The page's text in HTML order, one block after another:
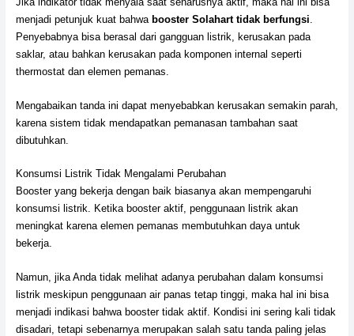
menjadi petunjuk kuat bahwa booster Solahart tidak berfungsi.
Penyebabnya bisa berasal dari gangguan listrik, kerusakan pada
saklar, atau bahkan kerusakan pada komponen internal seperti
thermostat dan elemen pemanas.
Mengabaikan tanda ini dapat menyebabkan kerusakan semakin parah,
karena sistem tidak mendapatkan pemanasan tambahan saat
dibutuhkan.
Konsumsi Listrik Tidak Mengalami Perubahan
Booster yang bekerja dengan baik biasanya akan mempengaruhi
konsumsi listrik. Ketika booster aktif, penggunaan listrik akan
meningkat karena elemen pemanas membutuhkan daya untuk
bekerja.
Namun, jika Anda tidak melihat adanya perubahan dalam konsumsi
listrik meskipun penggunaan air panas tetap tinggi, maka hal ini bisa
menjadi indikasi bahwa booster tidak aktif. Kondisi ini sering kali tidak
disadari, tetapi sebenarnya merupakan salah satu tanda paling jelas